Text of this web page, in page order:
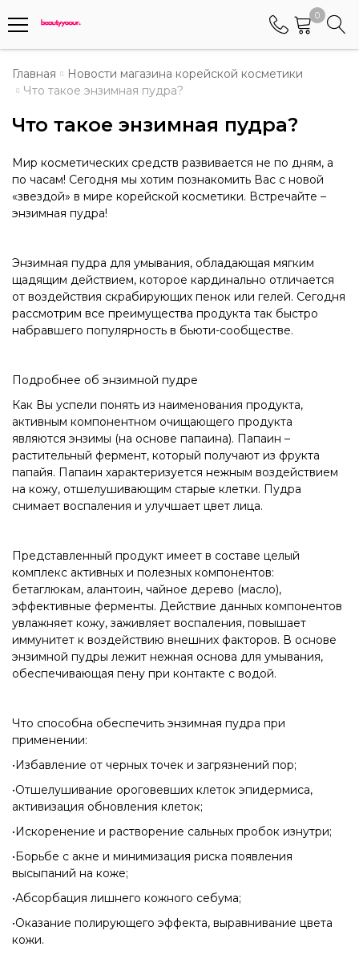
0
Телефоны
Менеджер по работе АБС клиентами
+375 (29) 5487677
Контактный номер для обращения граждан
Главная
Новости магазина корейской косметики
Что такое энзимная пудра?
Что такое энзимная пудра?
Мир косметических средств развивается не по дням, а
по часам! Сегодня мы хотим познакомить Вас с новой
«звездой» в мире корейской косметики. Встречайте –
энзимная пудра!
Энзимная пудра для умывания, обладающая мягким
щадящим действием, которое кардинально отличается
от воздействия скрабирующих пенок или гелей. Сегодня
рассмотрим все преимущества продукта так быстро
набравшего популярность в бьюти-сообществе.
Подробнее об энзимной пудре
Как Вы успели понять из наименования продукта,
активным компонентном очищающего продукта
являются энзимы (на основе папаина). Папаин –
растительный фермент, который получают из фрукта
папайя. Папаин характеризуется нежным воздействием
на кожу, отшелушивающим старые клетки. Пудра
снимает воспаления и улучшает цвет лица.
Представленный продукт имеет в составе целый
комплекс активных и полезных компонентов:
бетаглюкам, алантоин, чайное дерево (масло),
эффективные ферменты. Действие данных компонентов
увлажняет кожу, заживляет воспаления, повышает
иммунитет к воздействию внешних факторов. В основе
энзимной пудры лежит нежная основа для умывания,
обеспечивающая пену при контакте с водой.
Что способна обеспечить энзимная пудра при
применении:
•Избавление от черных точек и загрязнений пор;
•Отшелушивание ороговевших клеток эпидермиса,
активизация обновления клеток;
•Искоренение и растворение сальных пробок изнутри;
•Борьбе с акне и минимизация риска появления
высыпаний на коже;
•Абсорбация лишнего кожного себума;
•Оказание полирующего эффекта, выравнивание цвета
кожи.